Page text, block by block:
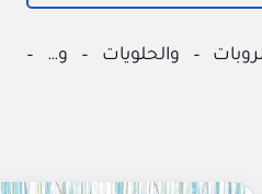
– والحلويات – و… –